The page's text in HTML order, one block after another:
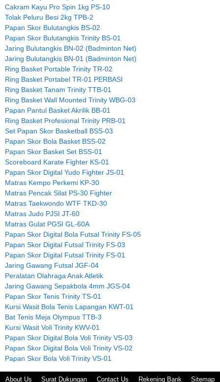
Cakram Kayu Pro Spin 1kg PS-10
Tolak Peluru Besi 2kg TPB-2
Papan Skor Bulutangkis BS-02
Papan Skor Bulutangkis Trinity BS-01
Jaring Bulutangkis BN-02 (Badminton Net)
Jaring Bulutangkis BN-01 (Badminton Net)
Ring Basket Portable Trinity TR-02
Ring Basket Portabel TR-01 PERBASI
Ring Basket Tanam Trinity TTB-01
Ring Basket Wall Mounted Trinity WBG-03
Papan Pantul Basket Akrilik BB-01
Ring Basket Profesional Trinity PRB-01
Set Papan Skor Basketball BSS-03
Papan Skor Bola Basket BSS-02
Papan Skor Basket Set BSS-01
Scoreboard Karate Fighter KS-01
Papan Skor Digital Yudo Fighter JS-01
Matras Kempo Perkemi KP-30
Matras Pencak Silat PS-30 Fighter
Matras Taekwondo WTF TKD-30
Matras Judo PJSI JT-60
Matras Gulat PGSI GL-60A
Papan Skor Digital Bola Futsal Trinity FS-05
Papan Skor Digital Futsal Trinity FS-03
Papan Skor Digital Futsal Trinity FS-01
Jaring Gawang Futsal JGF-04
Peralatan Olahraga Anak Atletik
Jaring Gawang Sepakbola 4mm JGS-04
Papan Skor Tenis Trinity TS-01
Kursi Wasit Bola Tenis Lapangan KWT-01
Bat Tenis Meja Olympus TTB-3
Kursi Wasit Voli Trinity KWV-01
Papan Skor Digital Bola Voli Trinity VS-03
Papan Skor Digital Bola Voli Trinity VS-02
Papan Skor Bola Voli Trinity VS-01
About Us Surat Dukungan Contact Us Rekening Bank Sitemap